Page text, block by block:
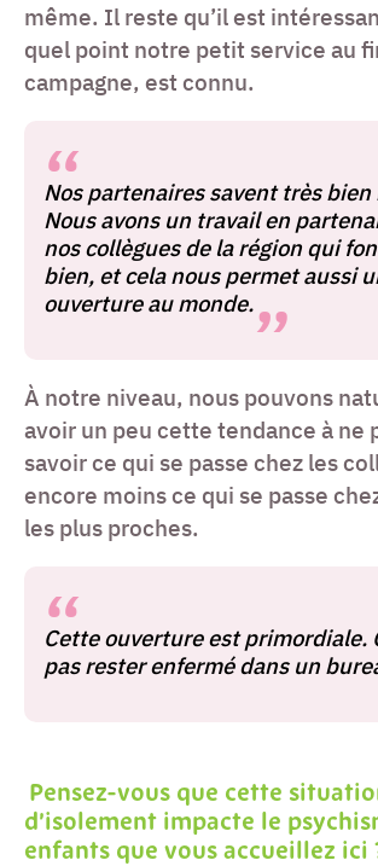
même. Il reste qu’il est
quel point notre petit service au
campagne, est connu.
Nos partenaires savent très
Nous avons un travail en
nos collègues de la région qui
bien, et cela nous permet aussi
ouverture au monde.
À notre niveau, nous pouvons
avoir un peu cette tendance à ne
savoir ce qui se passe chez les
encore moins ce qui se passe
les plus proches.
Cette ouverture est primordiale.
pas rester enfermé dans un
Pensez-vous que cette
d’isolement impacte le
enfants que vous accueillez ici